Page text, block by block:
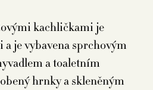
kachličkami je
je vybavena sprchovým
a toaletním
hrnky a skleněným